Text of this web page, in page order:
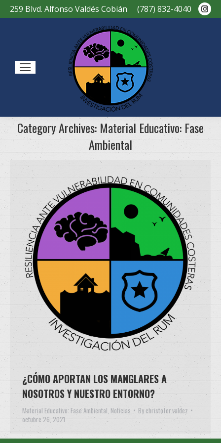
259 Blvd. Alfonso Valdés Cobián (787) 832-4040
Category Archives: Material Educativo: Fase
Ambiental
¿CÓMO APORTAN LOS MANGLARES A
NOSOTROS Y NUESTRO ENTORNO?
Material Educativo: Fase Ambiental, Noticias By christofer.valdez
octubre 26, 2021